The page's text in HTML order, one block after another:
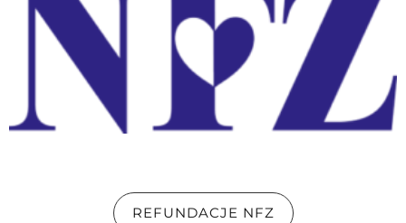
REFUNDACJE NFZ